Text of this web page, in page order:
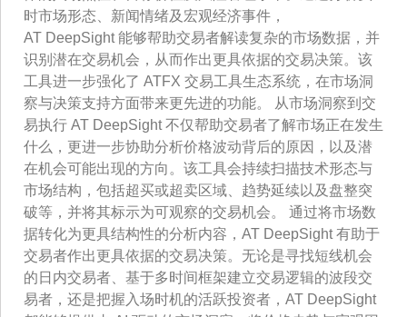
时市场形态、新闻情绪及宏观经济事件，
AT DeepSight 能够帮助交易者解读复杂的市场数据，并
识别潜在交易机会，从而作出更具依据的交易决策。该
工具进一步强化了 ATFX 交易工具生态系统，在市场洞
察与决策支持方面带来更先进的功能。 从市场洞察到交
易执行 AT DeepSight 不仅帮助交易者了解市场正在发生
什么，更进一步协助分析价格波动背后的原因，以及潜
在机会可能出现的方向。该工具会持续扫描技术形态与
市场结构，包括超买或超卖区域、趋势延续以及盘整突
破等，并将其标示为可观察的交易机会。 通过将市场数
据转化为更具结构性的分析内容，AT DeepSight 有助于
交易者作出更具依据的交易决策。无论是寻找短线机会
的日内交易者、基于多时间框架建立交易逻辑的波段交
易者，还是把握入场时机的活跃投资者，AT DeepSight